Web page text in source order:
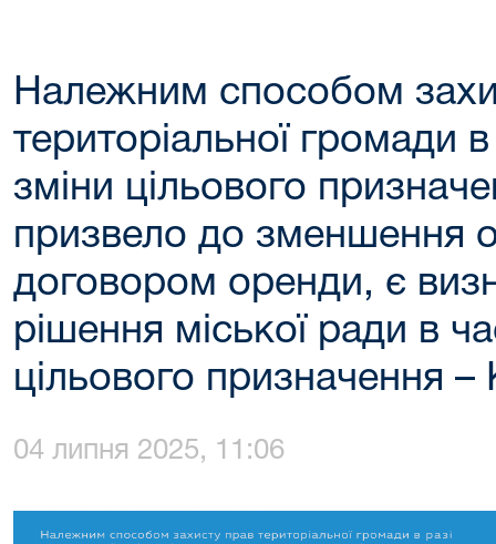
Належним способом
територіальної громади
зміни цільового
призвело до зменшення
договором оренди, є
рішення міської ради в
цільового призначення
04 липня 2025, 11:06